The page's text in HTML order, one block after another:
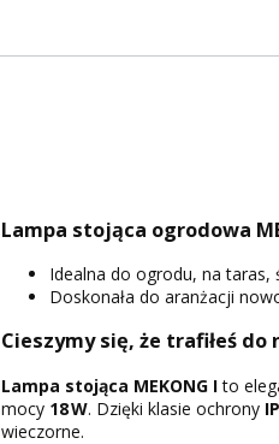
Lampa stojąca ogrodowa
Idealna do ogrodu, na
Doskonała do aranżacji
Cieszymy się, że trafiłeś
Lampa stojąca MEKONG Ito
mocy 18 W. Dzięki klasie ochrony
wieczorne.